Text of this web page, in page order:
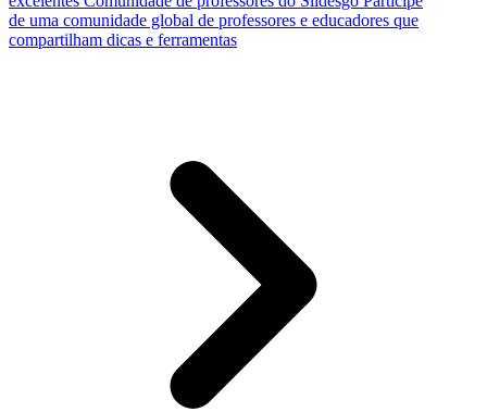
de uma comunidade global de professores e educadores que
compartilham dicas e ferramentas